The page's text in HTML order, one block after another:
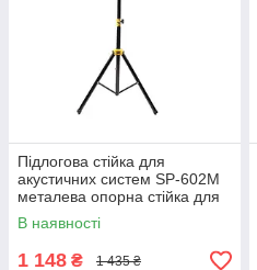
Підлогова стійка для
акустичних систем SP-602M
металева опорна стійка для
акустики
В наявності
1 148 ₴ 1 435 ₴